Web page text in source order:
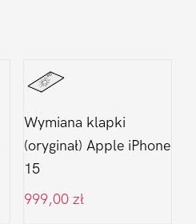
Wymiana klapki
(oryginał) Apple iPhone
15
999,00 zł